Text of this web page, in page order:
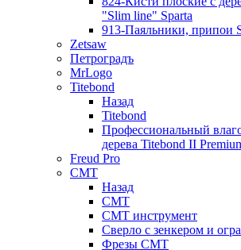
"Slim line" Sparta
913-Паяльники, припои
Zetsaw
Петроградъ
MrLogo
Titebond
Назад
Titebond
Профессиональный
дерева Titebond II
Freud Pro
CMT
Назад
CMT
CMT инструмент
Сверло с зенкером и
Фрезы CMT